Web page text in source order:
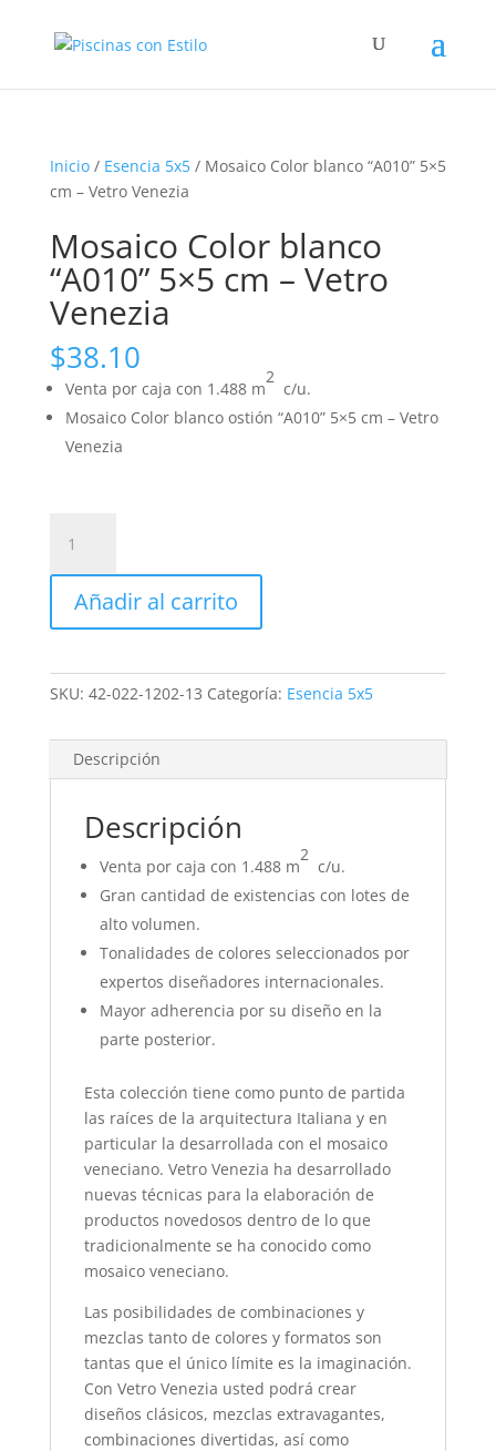
Inicio/ Esencia 5x5/ Mosaico Color blanco “A010” 5×5
cm – Vetro Venezia
Mosaico Color blanco
“A010” 5×5 cm – Vetro
Venezia
$38.10
Venta por caja con 1.488 m
2
c/u.
Mosaico Color blanco ostión “A010” 5×5 cm – Vetro
Venezia
Color
blanco
“A010”
5x5
-
Vetro
cantidad
Añadir al carrito
SKU: 42-022-1202-13 Categoría: Esencia 5x5
Descripción
Descripción
Venta por caja con 1.488 m
2
c/u.
Gran cantidad de existencias con lotes de
alto volumen.
Tonalidades de colores seleccionados por
expertos diseñadores internacionales.
Mayor adherencia por su diseño en la
parte posterior.
Esta colección tiene como punto de partida
las raíces de la arquitectura Italiana y en
particular la desarrollada con el mosaico
veneciano. Vetro Venezia ha desarrollado
nuevas técnicas para la elaboración de
productos novedosos dentro de lo que
tradicionalmente se ha conocido como
mosaico veneciano.
Las posibilidades de combinaciones y
mezclas tanto de colores y formatos son
tantas que el único límite es la imaginación.
Con Vetro Venezia usted podrá crear
diseños clásicos, mezclas extravagantes,
combinaciones divertidas, así como